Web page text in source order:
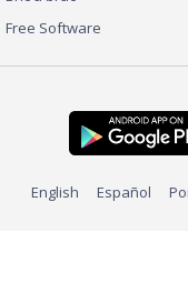
Free Software
English Español